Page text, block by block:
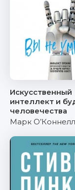
Искусственный
интеллект и
человечества
Марк О’Коннелл